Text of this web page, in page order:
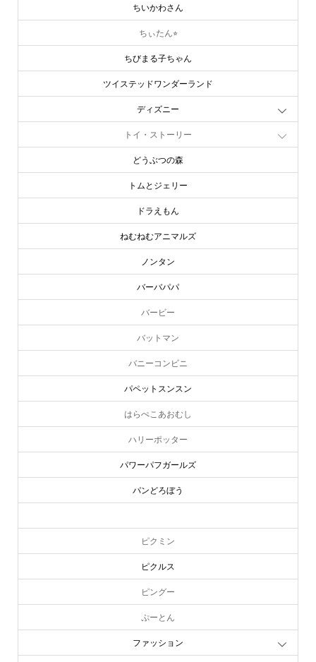
ちいかわさん
ちぃたん⭐︎
ちびまる子ちゃん
ツイステッドワンダーランド
ディズニー
トイ・ストーリー
どうぶつの森
トムとジェリー
ドラえもん
ねむねむアニマルズ
ノンタン
バーバパパ
バービー
バットマン
バニーコンビニ
パペットスンスン
はらぺこあおむし
ハリーポッター
パワーパフガールズ
パンどろぼう
ピクミン
ピクルス
ピングー
ぷーとん
ファッション